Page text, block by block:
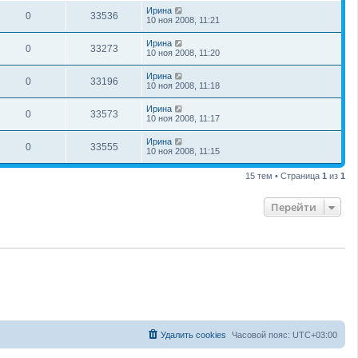
0 33536
Ирина
10 ноя 2008, 11:21
0 33273
Ирина
10 ноя 2008, 11:20
0 33196
Ирина
10 ноя 2008, 11:18
0 33573
Ирина
10 ноя 2008, 11:17
0 33555
Ирина
10 ноя 2008, 11:15
15 тем • Страница 1 из 1
Перейти
Часовой пояс: UTC+03:00
Удалить cookies